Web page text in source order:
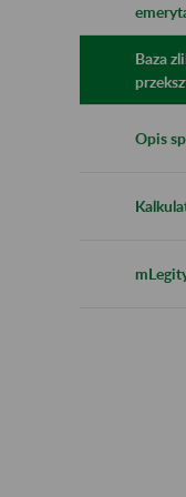
Baza
Opis